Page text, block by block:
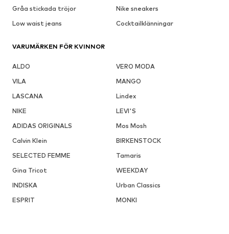
Gråa stickada tröjor
Nike sneakers
Low waist jeans
Cocktailklänningar
VARUMÄRKEN FÖR KVINNOR
ALDO
VERO MODA
VILA
MANGO
LASCANA
Lindex
NIKE
LEVI'S
ADIDAS ORIGINALS
Mos Mosh
Calvin Klein
BIRKENSTOCK
SELECTED FEMME
Tamaris
Gina Tricot
WEEKDAY
INDISKA
Urban Classics
ESPRIT
MONKI